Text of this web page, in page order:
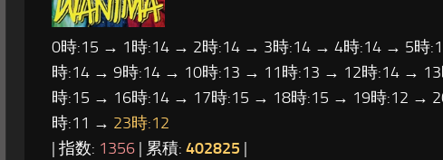
0時:15 → 1時:14 → 2時:14 → 3時:14 → 4時:14 → 5時
時:14 → 9時:14 → 10時:13 → 11時:13 → 12時:14 →
時:15 → 16時:14 → 17時:15 → 18時:15 → 19時:12 →
時:11 → 23時:12
| 指数: 1356 | 累積: 402825 |